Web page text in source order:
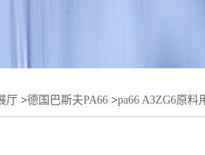
厅 >德国巴斯夫PA66 >pa66 A3ZG6原